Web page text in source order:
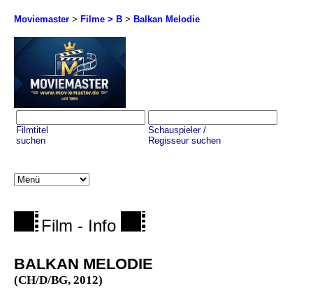
Moviemaster > Filme > B > Balkan Melodie
Filmtitel
suchen
Schauspieler /
Regisseur suchen
Film - Info
BALKAN MELODIE
(CH/D/BG, 2012)